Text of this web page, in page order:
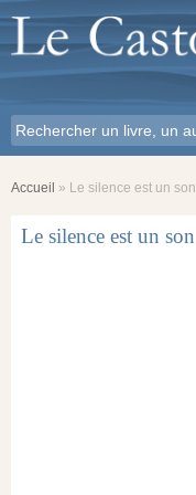
Accueil » Le silence est un son
Le silence est un son